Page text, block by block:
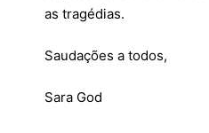
as tragédias.
Saudações a todos,
Sara God